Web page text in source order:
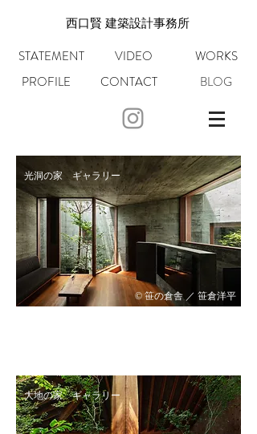
​西口賢 建築設計事務所
STATEMENT
PROFILE
VIDEO
CONTACT
WORKS
BLOG
© 笹の倉舎 ／ 笹倉洋平
光洞の家 ギャラリー
大地の家 ギャラリー